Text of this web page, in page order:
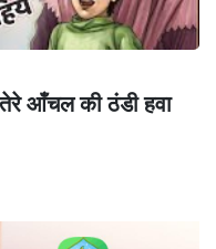
तेरे आँचल की ठंडी हवा